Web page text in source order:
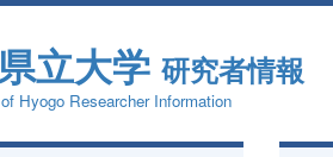
立大学 研究者情報
Hyogo Researcher Information